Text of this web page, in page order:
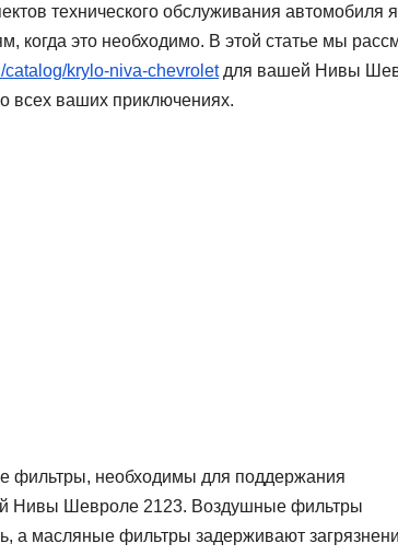
технического обслуживания автомобиля
когда это необходимо. В этой статье мы
catalog/krylo-niva-chevroletдля вашей Нивы
всех ваших приключениях.
фильтры, необходимы для поддержания
Нивы Шевроле 2123. Воздушные фильтры
а масляные фильтры задерживают